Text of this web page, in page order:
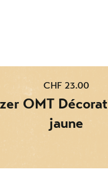
CHF 23.00
OMT
jaune